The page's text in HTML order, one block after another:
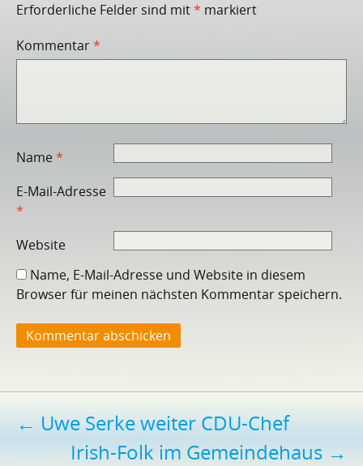
Erforderliche Felder sind mit* markiert
Kommentar*
Name*
E-Mail-Adresse
*
Website
Name, E-Mail-Adresse und Website in diesem
Browser für meinen nächsten Kommentar speichern.
Beitragsnavigation
← Uwe Serke weiter CDU-Chef
Irish-Folk im Gemeindehaus →